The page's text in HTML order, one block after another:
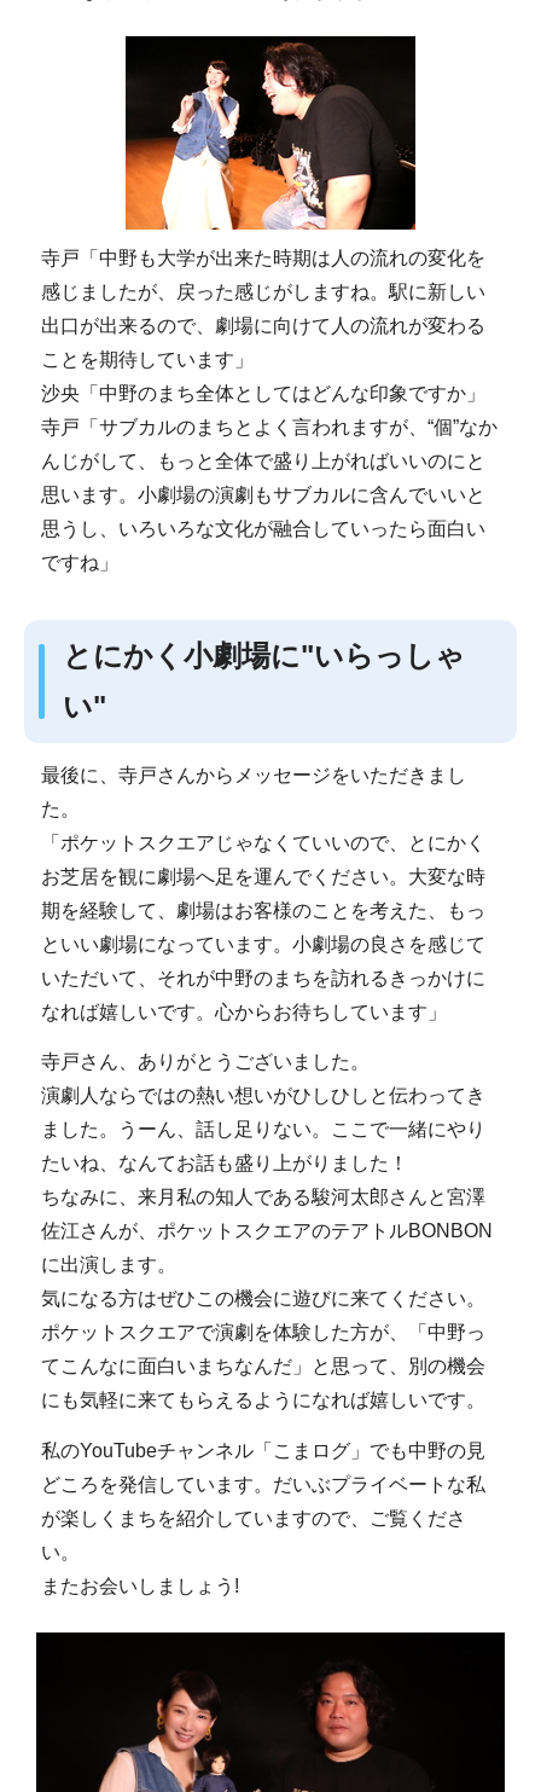
寺戸「中野も大学が出来た時期は人の流れの変化を
感じましたが、戻った感じがしますね。駅に新しい
出口が出来るので、劇場に向けて人の流れが変わる
ことを期待しています」
沙央「中野のまち全体としてはどんな印象ですか」
寺戸「サブカルのまちとよく言われますが、“個”なか
んじがして、もっと全体で盛り上がればいいのにと
思います。小劇場の演劇もサブカルに含んでいいと
思うし、いろいろな文化が融合していったら面白い
ですね」
とにかく小劇場に"いらっしゃ
い"
最後に、寺戸さんからメッセージをいただきまし
た。
「ポケットスクエアじゃなくていいので、とにかく
お芝居を観に劇場へ足を運んでください。大変な時
期を経験して、劇場はお客様のことを考えた、もっ
といい劇場になっています。小劇場の良さを感じて
いただいて、それが中野のまちを訪れるきっかけに
なれば嬉しいです。心からお待ちしています」
寺戸さん、ありがとうございました。
演劇人ならではの熱い想いがひしひしと伝わってき
ました。うーん、話し足りない。ここで一緒にやり
たいね、なんてお話も盛り上がりました！
ちなみに、来月私の知人である駿河太郎さんと宮澤
佐江さんが、ポケットスクエアのテアトルBONBON
に出演します。
気になる方はぜひこの機会に遊びに来てください。
ポケットスクエアで演劇を体験した方が、「中野っ
てこんなに面白いまちなんだ」と思って、別の機会
にも気軽に来てもらえるようになれば嬉しいです。
私のYouTubeチャンネル「こまログ」でも中野の見
どころを発信しています。だいぶプライベートな私
が楽しくまちを紹介していますので、ご覧くださ
い。
またお会いしましょう!